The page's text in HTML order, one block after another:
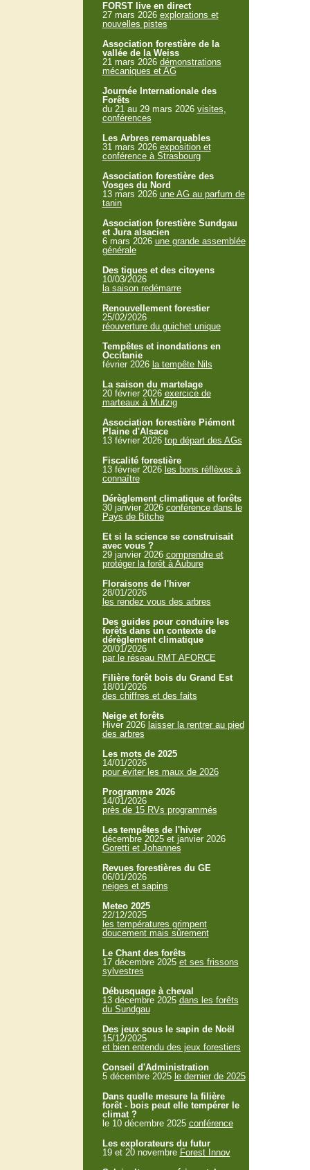
FORST live en direct
27 mars 2026 explorations et
nouvelles pistes
Association forestière de la
vallée de la Weiss
21 mars 2026 démonstrations
mécaniques et AG
Journée Internationale des
Forêts
du 21 au 29 mars 2026 visites,
conférences
Les Arbres remarquables
31 mars 2026 exposition et
conférence à Strasbourg
Association forestière des
Vosges du Nord
13 mars 2026 une AG au parfum de
tanin
Association forestière Sundgau
et Jura alsacien
6 mars 2026 une grande assemblée
générale
Des tiques et des citoyens
10/03/2026
la saison redémarre
Renouvellement forestier
25/02/2026
réouverture du guichet unique
Tempêtes et inondations en
Occitanie
février 2026 la tempête Nils
La saison du martelage
20 février 2026 exercice de
marteaux à Mutzig
Association forestière Piémont
Plaine d'Alsace
13 février 2026 top départ des AGs
Fiscalité forestière
13 février 2026 les bons réflèxes à
connaître
Dérèglement climatique et forêts
30 janvier 2026 conférence dans le
Pays de Bitche
Et si la science se construisait
avec vous ?
29 janvier 2026 comprendre et
protéger la forêt à Aubure
Floraisons de l'hiver
28/01/2026
les rendez vous des arbres
Des guides pour conduire les
forêts dans un contexte de
dérèglement climatique
20/01/2026
par le réseau RMT AFORCE
Filière forêt bois du Grand Est
18/01/2026
des chiffres et des faits
Neige et forêts
Hiver 2026 laisser la rentrer au pied
des arbres
Les mots de 2025
14/01/2026
pour éviter les maux de 2026
Programme 2026
14/01/2026
près de 15 RVs programmés
Les tempêtes de l'hiver
décembre 2025 et janvier 2026
Goretti et Johannes
Revues forestières du GE
06/01/2026
neiges et sapins
Meteo 2025
22/12/2025
les températures grimpent
doucement mais sûrement
Le Chant des forêts
17 décembre 2025 et ses frissons
sylvestres
Débusquage à cheval
13 décembre 2025 dans les forêts
du Sundgau
Des jeux sous le sapin de Noël
15/12/2025
et bien entendu des jeux forestiers
Conseil d'Administration
5 décembre 2025 le dernier de 2025
Dans quelle mesure la filière
forêt - bois peut elle tempérer le
climat ?
le 10 décembre 2025 conférence
Les explorateurs du futur
19 et 20 novembre Forest Innov